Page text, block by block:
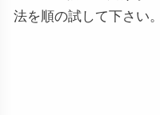
法を順の試して下さい。